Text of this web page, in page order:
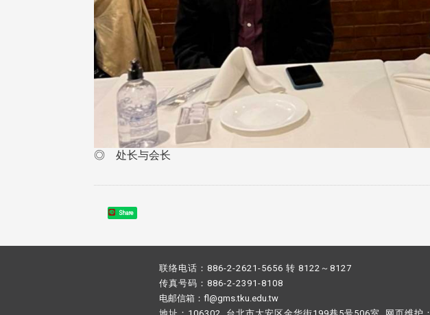
◎ 处长与会长
Share
联络电话：886-2-2621-5656 转 8122～8127
传真号码：886-2-2391-8108
电邮信箱：fl@gms.tku.edu.tw